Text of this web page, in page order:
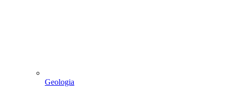
Geologia